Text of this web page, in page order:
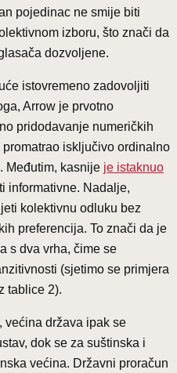
pojedinac ne smije biti
izboru, što znači da
dozvoljene.
istovremeno zadovoljiti
Arrow je prvotno
pridodavanje numeričkih
isključivo ordinalno
Međutim, kasnije je istaknuo
informativne. Nadalje,
kolektivnu odluku bez
preferencija. To znači da je
s dva vrha, čime se
(sjetimo se primjera
tablice 2).
većina država ipak se
dok se za suštinska i
većina. Državni proračun